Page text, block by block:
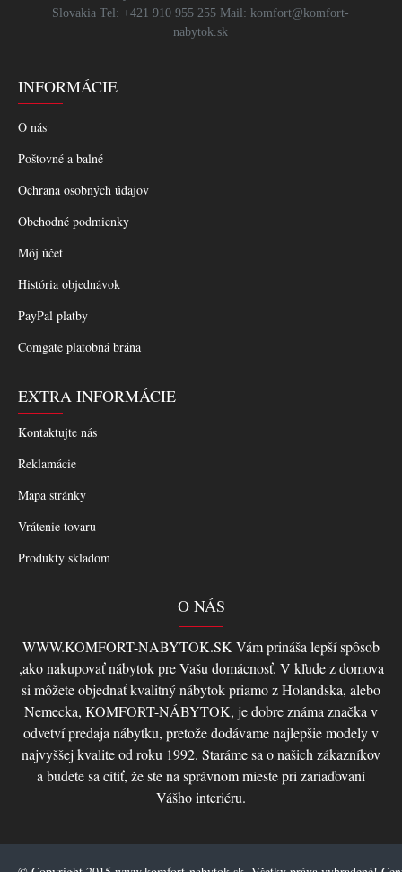
Slovakia Tel: +421 910 955 255 Mail: komfort@komfort-
nabytok.sk
INFORMÁCIE
O nás
Poštovné a balné
Ochrana osobných údajov
Obchodné podmienky
Môj účet
História objednávok
PayPal platby
Comgate platobná brána
EXTRA INFORMÁCIE
Kontaktujte nás
Reklamácie
Mapa stránky
Vrátenie tovaru
Produkty skladom
O NÁS
WWW.KOMFORT-NABYTOK.SK Vám prináša lepší spôsob
,ako nakupovať nábytok pre Vašu domácnosť. V kľude z domova
si môžete objednať kvalitný nábytok priamo z Holandska, alebo
Nemecka, KOMFORT-NÁBYTOK, je dobre známa značka v
odvetví predaja nábytku, pretože dodávame najlepšie modely v
najvyššej kvalite od roku 1992. Staráme sa o našich zákazníkov
a budete sa cítiť, že ste na správnom mieste pri zariaďovaní
Vášho interiéru.